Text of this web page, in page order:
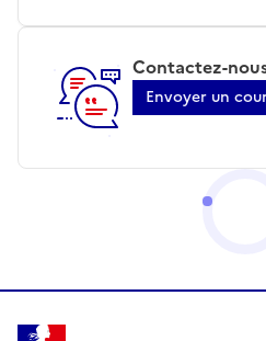
Contactez-
Envoyer un